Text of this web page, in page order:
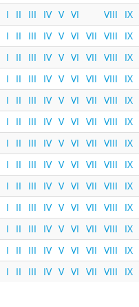
I II III IV V VI VIII IX
I II III IV V VI VII VIII IX
I II III IV V VI VII VIII IX
I II III IV V VI VII VIII IX
I II III IV V VI VII VIII IX
I II III IV V VI VII VIII IX
I II III IV V VI VII VIII IX
I II III IV V VI VII VIII IX
I II III IV V VI VII VIII IX
I II III IV V VI VII VIII IX
I II III IV V VI VII VIII IX
I II III IV V VI VII VIII IX
I II III IV V VI VII VIII IX